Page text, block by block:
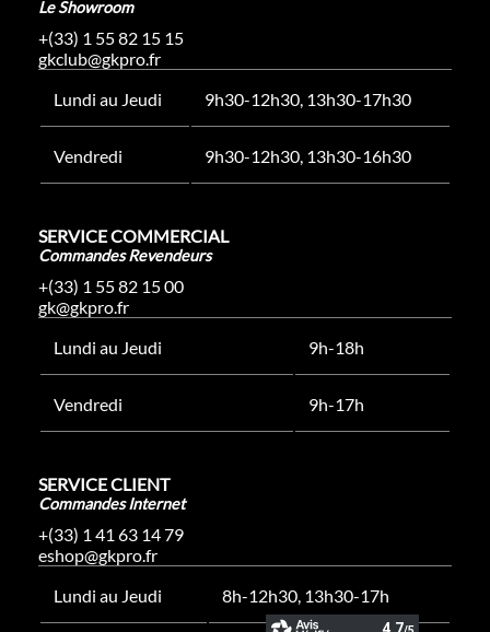
Le Showroom
+(33) 1 55 82 15 15
gkclub@gkpro.fr
Lundi au Jeudi
9h30-12h30, 13h30-17h30
Vendredi 9h30-12h30, 13h30-16h30
SERVICE COMMERCIAL
Commandes Revendeurs
+(33) 1 55 82 15 00
gk@gkpro.fr
Lundi au Jeudi
9h-18h
Vendredi 9h-17h
SERVICE CLIENT
Commandes Internet
+(33) 1 41 63 14 79
eshop@gkpro.fr
Lundi au Jeudi
8h-12h30, 13h30-17h